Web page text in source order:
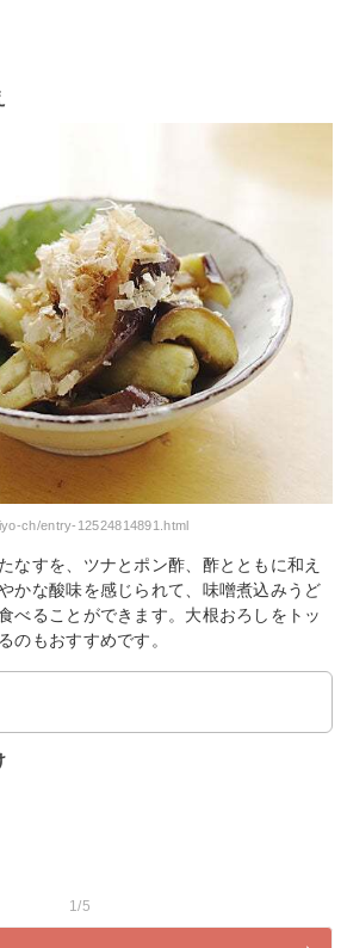
ch/entry-12524814891.html
なすを、ツナとポン酢、酢とともに和え
かな酸味を感じられて、味噌煮込みうど
べることができます。大根おろしをトッ
のもおすすめです。
1/5